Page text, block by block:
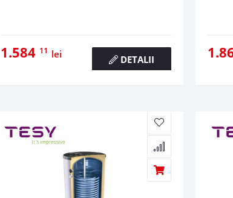
1.584 11 lei DETALII